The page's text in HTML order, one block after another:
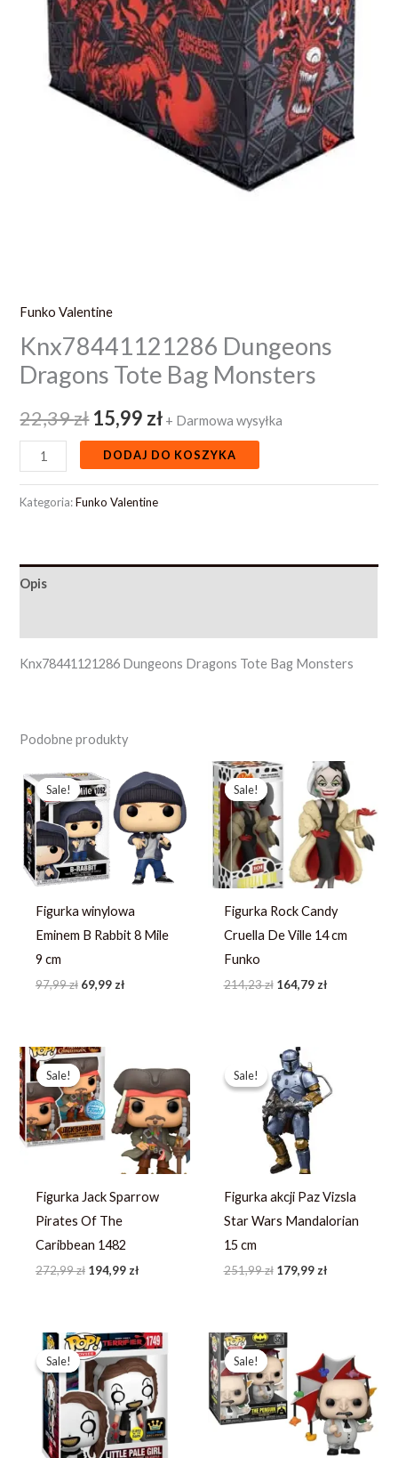
Funko Valentine
Knx78441121286 Dungeons
Dragons Tote Bag Monsters
22,39zł 15,99 zł + Darmowa wysyłka
DODAJ DO KOSZYKA
Kategoria:Funko Valentine
Opis
Knx78441121286 Dungeons Dragons Tote Bag Monsters
Podobne produkty
Sale!
Sale!
Figurka winylowa
Eminem B Rabbit 8 Mile
9 cm
97,99zł
cena
wynosiła:
97,99 zł.
69,99 zł
cena
wynosi:
69,99 zł.
Sale!
Sale!
Figurka Rock Candy
Cruella De Ville 14 cm
Funko
214,23zł
Pierwotna
cena
wynosiła:
214,23 zł.
164,79 zł
Aktualna
cena
wynosi:
164,79 zł.
Sale!
Sale!
Figurka Jack Sparrow
Pirates Of The
Caribbean 1482
272,99zł
Pierwotna
cena
wynosiła:
272,99 zł.
194,99zł
cena
wynosi:
194,99 zł.
Sale!
Sale!
Figurka akcji Paz Vizsla
Star Wars Mandalorian
15 cm
251,99zł
Pierwotna
cena
wynosiła:
251,99 zł.
179,99zł
wynosi:
179,99 zł.
Sale!
Sale!
Pierwotna
cena
wynosiła:
264,67 zł.
Aktualna
cena
wynosi:
203,59 zł.
Sale!
Sale!
Pierwotna
cena
wynosiła:
244,13 zł.
cena
wynosi:
187,79 zł.